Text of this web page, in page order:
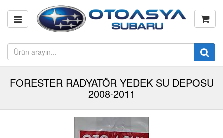
FORESTER RADYATÖR YEDEK SU DEPOSU
2008-2011